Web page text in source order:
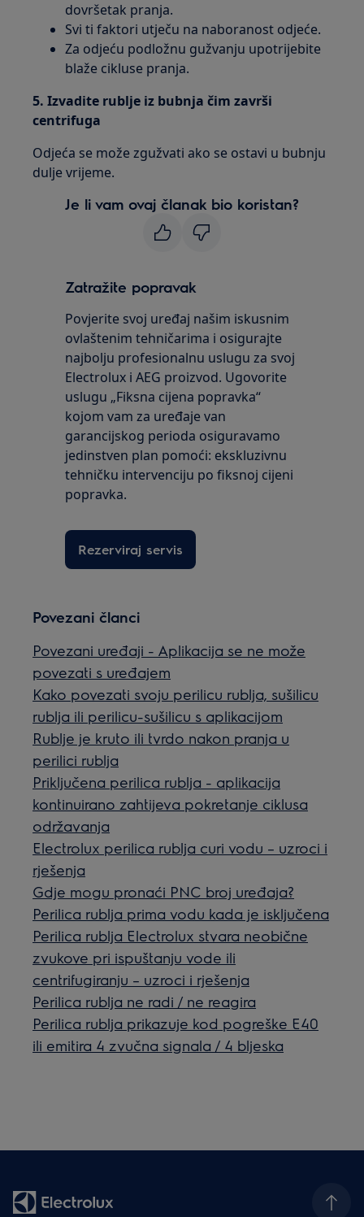
dovršetak pranja.
Svi ti faktori utječu na naboranost odjeće.
Za odjeću podložnu gužvanju upotrijebite
blaže cikluse pranja.
5. Izvadite rublje iz bubnja čim završi
centrifuga
Odjeća se može zgužvati ako se ostavi u bubnju
dulje vrijeme.
Je li vam ovaj članak bio koristan?
Zatražite popravak
Povjerite svoj uređaj našim iskusnim
ovlaštenim tehničarima i osigurajte
najbolju profesionalnu uslugu za svoj
Electrolux i AEG proizvod. Ugovorite
uslugu „Fiksna cijena popravka“
kojom vam za uređaje van
garancijskog perioda osiguravamo
jedinstven plan pomoći: ekskluzivnu
tehničku intervenciju po fiksnoj cijeni
popravka.
Rezerviraj servis
Povezani članci
Povezani uređaji - Aplikacija se ne može
povezati s uređajem
Kako povezati svoju perilicu rublja, sušilicu
rublja ili perilicu-sušilicu s aplikacijom
Rublje je kruto ili tvrdo nakon pranja u
perilici rublja
Priključena perilica rublja - aplikacija
kontinuirano zahtijeva pokretanje ciklusa
održavanja
Electrolux perilica rublja curi vodu – uzroci i
rješenja
Gdje mogu pronaći PNC broj uređaja?
Perilica rublja prima vodu kada je isključena
Perilica rublja Electrolux stvara neobične
zvukove pri ispuštanju vode ili
centrifugiranju – uzroci i rješenja
Perilica rublja ne radi / ne reagira
Perilica rublja prikazuje kod pogreške E40
ili emitira 4 zvučna signala / 4 bljeska